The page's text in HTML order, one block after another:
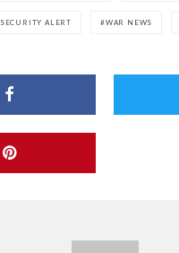
SECURITY ALERT WAR NEWS